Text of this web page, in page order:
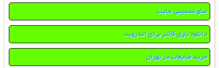
سئو تضمینی سایت
دانلود بازی کانتر برای اندروید
خرید ضایعات در تهران